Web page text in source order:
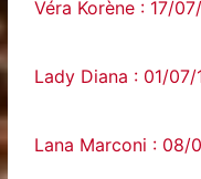
Véra Korène : 17/
Lady Diana : 01/
Lana Marconi : 08/